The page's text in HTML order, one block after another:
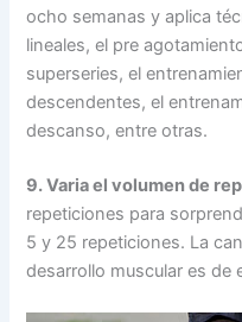
ocho semanas y aplica
lineales, el pre
superseries, el
descendentes, el
descanso, entre otras.
9. Varia el volumen de
repeticiones para
5 y 25 repeticiones. La
desarrollo muscular es de